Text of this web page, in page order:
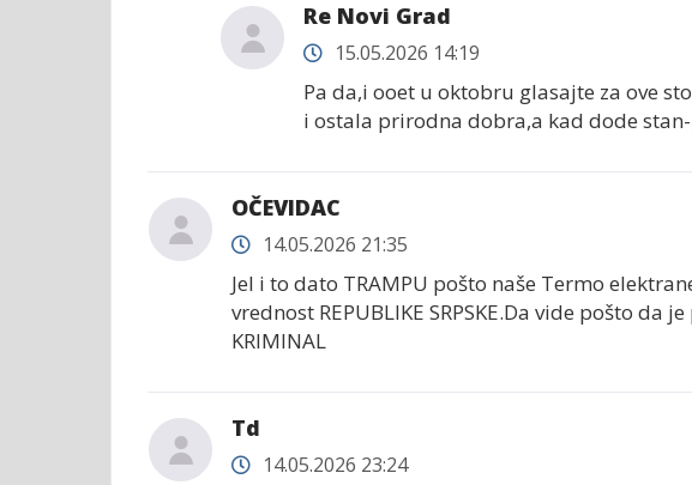
Re Novi Grad
15.05.2026 14:19
Pa da,i ooet u oktobru glasajte za ove
i ostala prirodna dobra,a kad dode
OČEVIDAC
14.05.2026 21:35
Jel i to dato TRAMPU pošto naše Termo
vrednost REPUBLIKE SRPSKE.Da vide pošto da
KRIMINAL
Td
14.05.2026 23:24